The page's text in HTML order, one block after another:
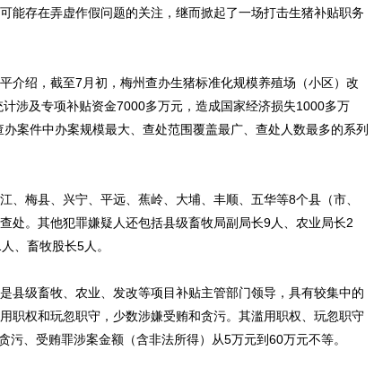
存在弄虚作假问题的关注，继而掀起了一场打击生猪补贴职务
绍，截至7月初，梅州查办生猪标准化规模养殖场（小区）改
涉及专项补贴资金7000多万元，造成国家经济损失1000多万
案件中办案规模最大、查处范围覆盖最广、查处人数最多的系列
梅县、兴宁、平远、蕉岭、大埔、丰顺、五华等8个县（市、
处。其他犯罪嫌疑人还包括县级畜牧局副局长9人、农业局长2
、畜牧股长5人。
级畜牧、农业、发改等项目补贴主管部门领导，具有较集中的
职权和玩忽职守，少数涉嫌受贿和贪污。其滥用职权、玩忽职守
污、受贿罪涉案金额（含非法所得）从5万元到60万元不等。